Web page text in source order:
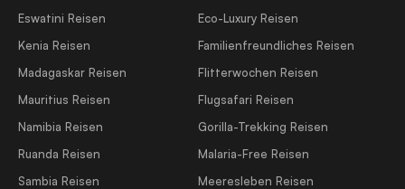
Eswatini Reisen
Kenia Reisen
Madagaskar Reisen
Mauritius Reisen
Namibia Reisen
Ruanda Reisen
Sambia Reisen
Eco-Luxury Reisen
Familienfreundliches Reisen
Flitterwochen Reisen
Flugsafari Reisen
Gorilla-Trekking Reisen
Malaria-Free Reisen
Meeresleben Reisen